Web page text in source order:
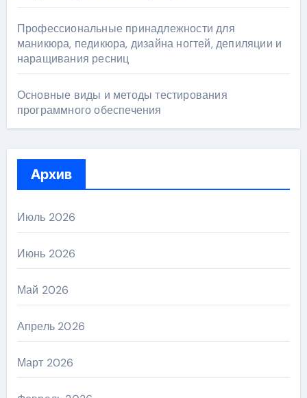
Профессиональные принадлежности для
маникюра, педикюра, дизайна ногтей, депиляции и
наращивания ресниц
Основные виды и методы тестирования
программного обеспечения
Архив
Июль 2026
Июнь 2026
Май 2026
Апрель 2026
Март 2026